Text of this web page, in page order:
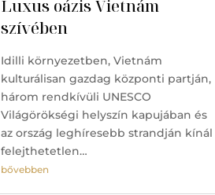
Luxus oázis Vietnám
szívében
Idilli környezetben, Vietnám
kulturálisan gazdag központi partján,
három rendkívüli UNESCO
Világörökségi helyszín kapujában és
az ország leghíresebb strandján kínál
felejthetetlen…
bővebben